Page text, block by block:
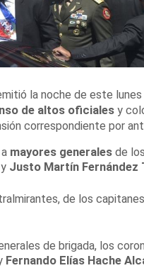
la noche de este lunes
de altos oficiales y
correspondiente por
mayores generales de
y Justo Martín Fernández
de los
de brigada, los
Fernando Elías Hache